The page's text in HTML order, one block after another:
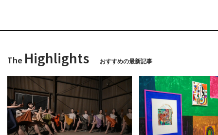
The Highlights おすすめの最新記事